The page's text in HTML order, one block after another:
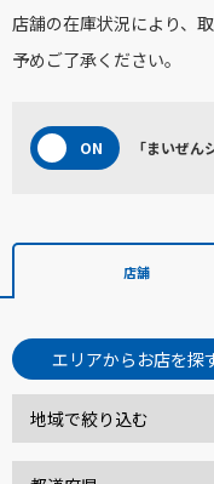
店舗の在庫状況により、
予めご了承ください。
「まいぜん
店舗
エリアからお店を探